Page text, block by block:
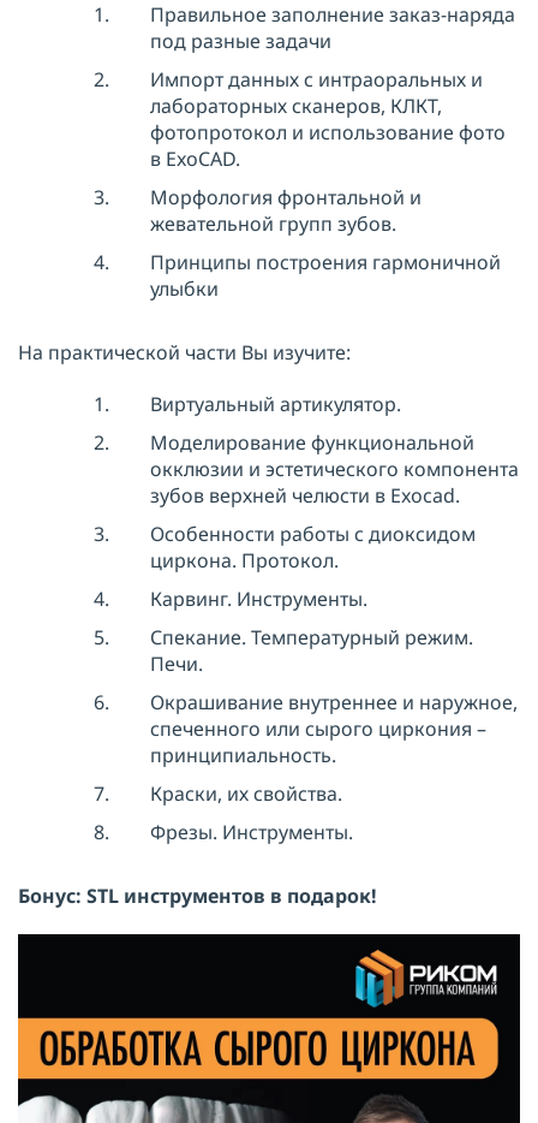
Правильное заполнение заказ-наряда
под разные задачи
Импорт данных с интраоральных и
лабораторных сканеров, КЛКТ,
фотопротокол и использование фото
в ExoCAD.
Морфология фронтальной и
жевательной групп зубов.
Принципы построения гармоничной
улыбки
На практической части Вы изучите:
Виртуальный артикулятор.
Моделирование функциональной
окклюзии и эстетического компонента
зубов верхней челюсти в Exocad.
Особенности работы с диоксидом
циркона. Протокол.
Карвинг. Инструменты.
Спекание. Температурный режим.
Печи.
Окрашивание внутреннее и наружное,
спеченного или сырого циркония –
принципиальность.
Краски, их свойства.
Фрезы. Инструменты.
Бонус: STL инструментов в подарок!